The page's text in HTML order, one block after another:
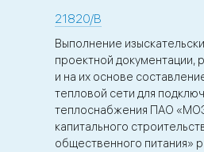
21820/В
Выполнение
проектной документации,
и на их основе
тепловой сети для
теплоснабжения ПАО
капитального
общественного питания»